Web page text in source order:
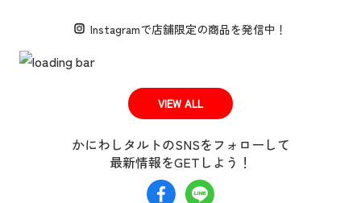
Instagramで店舗限定の商品を発信中！
VIEW ALL
かにわしタルトのSNSをフォローして
最新情報をGETしよう！